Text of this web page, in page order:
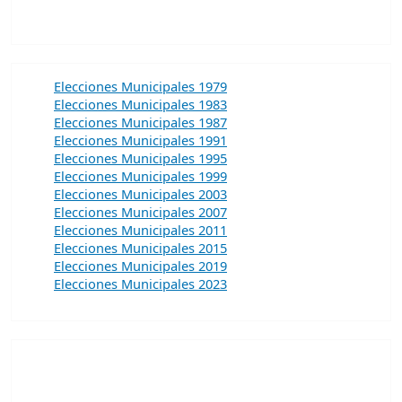
Elecciones Municipales 1979
Elecciones Municipales 1983
Elecciones Municipales 1987
Elecciones Municipales 1991
Elecciones Municipales 1995
Elecciones Municipales 1999
Elecciones Municipales 2003
Elecciones Municipales 2007
Elecciones Municipales 2011
Elecciones Municipales 2015
Elecciones Municipales 2019
Elecciones Municipales 2023